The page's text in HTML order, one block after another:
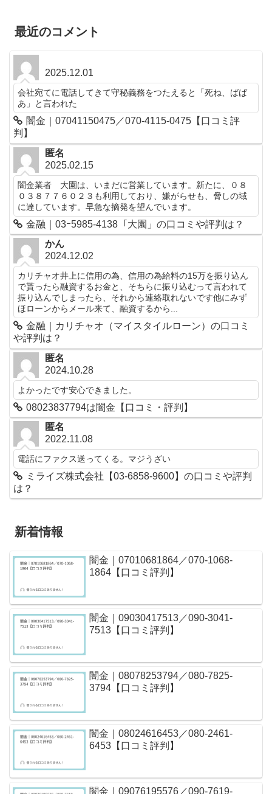
最近のコメント
2025.12.01
会社宛てに電話してきて守秘義務をつたえると「死ね、ばば
あ」と言われた
闇金｜07041150475／070-4115-0475【口コミ評
判】
匿名
2025.02.15
闇金業者 大園は、いまだに営業しています。新たに、０８
０３８７７６０２３も利用しており、嫌がらせも、脅しの域
に達しています。早急な摘発を望んでいます。
金融｜03ｰ5985-4138「大園」の口コミや評判は？
かん
2024.12.02
カリチャオ井上に信用の為、信用の為給料の15万を振り込ん
で貰ったら融資するお金と、そちらに振り込むって言われて
振り込んでしまったら、それから連絡取れないです他にみず
ほローンからメール来て、融資するから...
金融｜カリチャオ（マイスタイルローン）の口コミ
や評判は？
匿名
2024.10.28
よかったです安心できました。
08023837794は闇金【口コミ・評判】
匿名
2022.11.08
電話にファクス送ってくる。マジうざい
ミライズ株式会社【03-6858-9600】の口コミや評判
は？
新着情報
闇金｜07010681864／070-1068-
1864【口コミ評判】
闇金｜09030417513／090-3041-
7513【口コミ評判】
闇金｜08078253794／080-7825-
3794【口コミ評判】
闇金｜08024616453／080-2461-
6453【口コミ評判】
闇金｜09076195576／090-7619-